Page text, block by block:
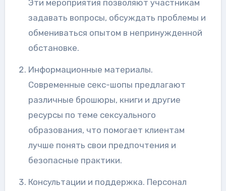
Эти мероприятия позволяют участникам
задавать вопросы, обсуждать проблемы и
обмениваться опытом в непринужденной
обстановке.
Информационные материалы.
Современные секс-шопы предлагают
различные брошюры, книги и другие
ресурсы по теме сексуального
образования, что помогает клиентам
лучше понять свои предпочтения и
безопасные практики.
Консультации и поддержка. Персонал